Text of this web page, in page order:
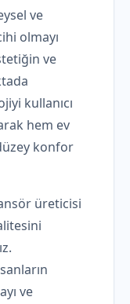
ve
olmayı
ve
kullanıcı
hem ev
konfor
üreticisi
ve